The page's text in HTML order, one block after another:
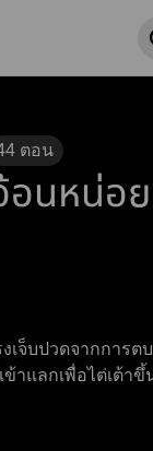
ตอน
นหน่อ
เจ็บปวดจากการต
าแลกเพื่อไต่เต้าขึ้